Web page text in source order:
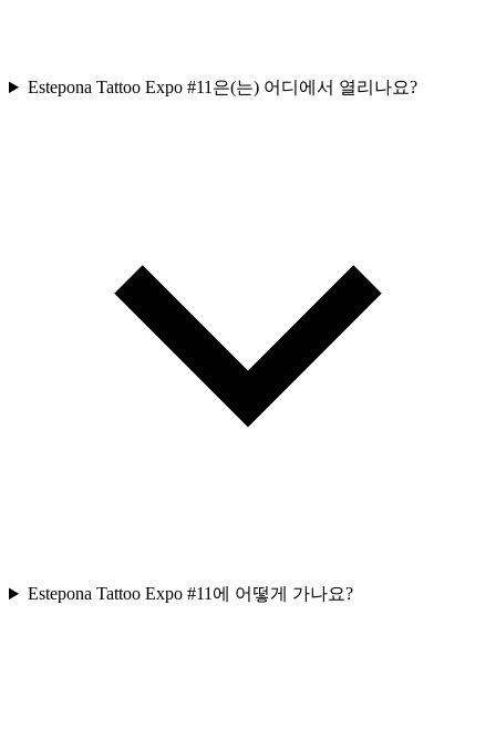
Estepona Tattoo Expo #11은(는) 어디에서 열리나요?
Estepona Tattoo Expo #11에 어떻게 가나요?